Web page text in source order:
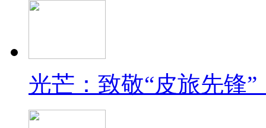
光芒：致敬“皮旅先锋”